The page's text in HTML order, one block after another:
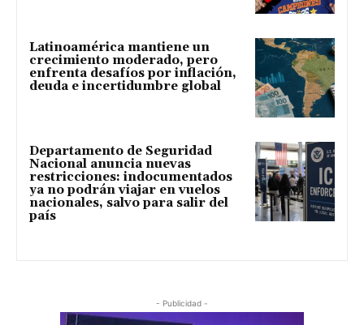
Latinoamérica mantiene un
crecimiento moderado, pero
enfrenta desafíos por inflación,
deuda e incertidumbre global
Departamento de Seguridad
Nacional anuncia nuevas
restricciones: indocumentados
ya no podrán viajar en vuelos
nacionales, salvo para salir del
país
- Publicidad -